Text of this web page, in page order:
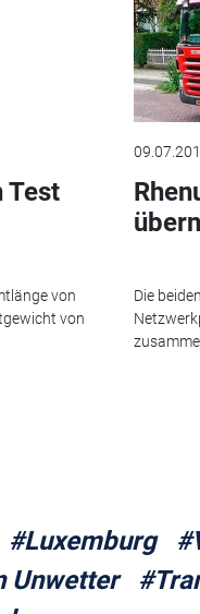
Test
von
von
Die
#Luxemburg
Unwetter